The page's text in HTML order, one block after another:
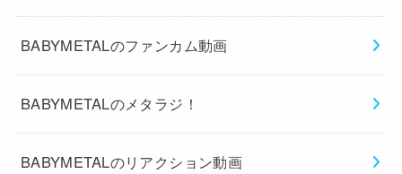
BABYMETALのファンカム動画
BABYMETALのメタラジ！
BABYMETALのリアクション動画